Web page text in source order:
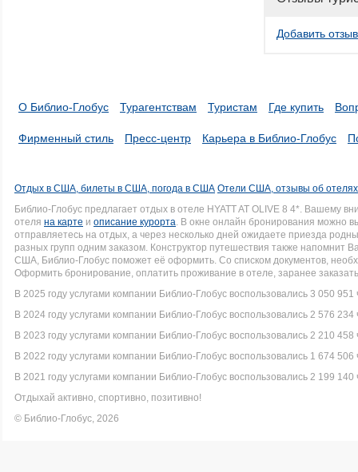
Добавить отзыв
О Библио-Глобус Турагентствам Туристам Где купить
Фирменный стиль Пресс-центр Карьера в Библио-Глобус
Отдых в США, билеты в США, погода в США Отели США, отзывы об
Библио-Глобус предлагает отдых в отеле HYATT AT OLIVE 8 4*.
отеля на карте и описание курорта. В окне онлайн бронирования можно
отправляетесь на отдых, а через несколько дней ожидаете приезда
разных групп одним заказом. Конструктор путешествия также напомнит
США, Библио-Глобус поможет её оформить. Со списком документов,
Оформить бронирование, оплатить проживание в отеле, заранее
В 2025 году услугами компании Библио-Глобус воспользовались 3 050 951
В 2024 году услугами компании Библио-Глобус воспользовались 2 576 234
В 2023 году услугами компании Библио-Глобус воспользовались 2 210 458
В 2022 году услугами компании Библио-Глобус воспользовались 1 674 506
В 2021 году услугами компании Библио-Глобус воспользовались 2 199 140
Отдыхай активно, спортивно, позитивно!
© Библио-Глобус, 2026